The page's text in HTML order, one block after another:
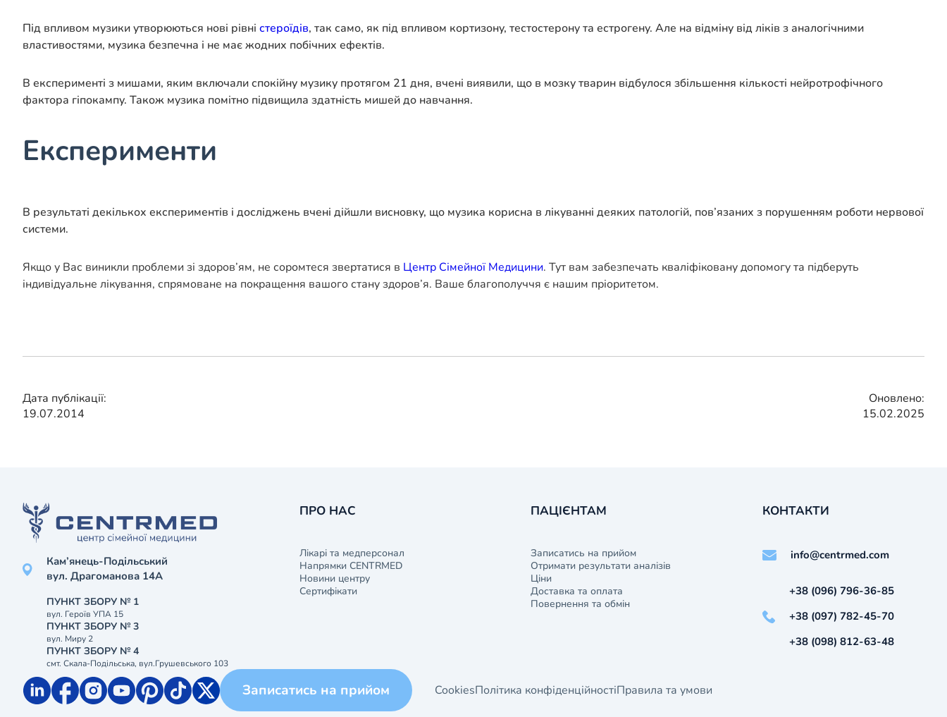
Під впливом музики утворюються нові рівні стероїдів, так само, як під впливом кортизону, тестостерону та естрогену. Але на відміну від ліків з аналогічними
властивостями, музика безпечна і не має жодних побічних ефектів.
В експерименті з мишами, яким включали спокійну музику протягом 21 дня, вчені виявили, що в мозку тварин відбулося збільшення кількості нейротрофічного
фактора гіпокампу. Також музика помітно підвищила здатність мишей до навчання.
Експерименти
В результаті декількох експериментів і досліджень вчені дійшли висновку, що музика корисна в лікуванні деяких патологій, пов’язаних з порушенням роботи нервової
системи.
Якщо у Вас виникли проблеми зі здоров’ям, не соромтеся звертатися в Центр Сімейної Медицини. Тут вам забезпечать кваліфіковану допомогу та підберуть
індивідуальне лікування, спрямоване на покращення вашого стану здоров’я. Ваше благополуччя є нашим пріоритетом.
Дата публікації:
19.07.2014
Оновлено:
15.02.2025
Кам’янець-Подільський
вул. Драгоманова 14А
ПУНКТ ЗБОРУ № 1
вул. Героїв УПА 15
ПУНКТ ЗБОРУ № 3
вул. Миру 2
ПУНКТ ЗБОРУ № 4
смт. Скала-Подільська, вул.Грушевського 103
ПРО НАС
Лікарі та медперсонал
Напрямки CENTRMED
Новини центру
Сертифікати
ПАЦІЄНТАМ
Записатись на прийом
Отримати результати аналізів
Ціни
Доставка та оплата
Повернення та обмін
КОНТАКТИ
info@centrmed.com
+38 (096) 796-36-85
+38 (097) 782-45-70
+38 (098) 812-63-48
Записатись на прийом CookiesПолітика конфіденційностіПравила та умови